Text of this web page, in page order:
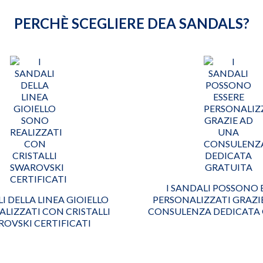
PERCHÈ SCEGLIERE DEA SANDALS?
DELLA LINEA GIOIELLO
CON CRISTALLI
CERTIFICATI
I SANDALI POSSONO
PERSONALIZZATI
CONSULENZA DEDICATA